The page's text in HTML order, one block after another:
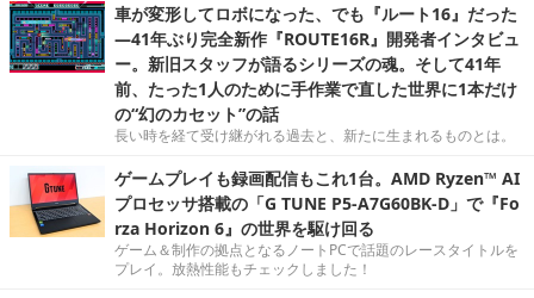
車が変形してロボになった、でも『ルート16』だった
―41年ぶり完全新作『ROUTE16R』開発者インタビュ
ー。新旧スタッフが語るシリーズの魂。そして41年
前、たった1人のために手作業で直した世界に1本だけ
の“幻のカセット”の話
長い時を経て受け継がれる過去と、新たに生まれるものとは。
ゲームプレイも録画配信もこれ1台。AMD Ryzen™ AI
プロセッサ搭載の「G TUNE P5-A7G60BK-D」で『Fo
rza Horizon 6』の世界を駆け回る
ゲーム＆制作の拠点となるノートPCで話題のレースタイトルを
プレイ。放熱性能もチェックしました！